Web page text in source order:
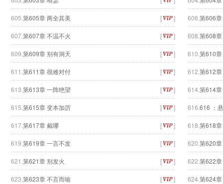
605. 第605章 两全其美 [ ] 606. 第606
607.第607章 不温不火 [ ] 608. 第608
609. 第609章 别有洞天 [ ] 610. 第610
611. 第611章 很难对付 [ ] 612. 第612
613. 第613章 一阵绝望 [ ] 614. 第614
615. 第615章 变本加厉 [ ] 616. 616 ：
617.第617章 戴哪 [ ] 618. 第618
619. 第619章 一言不发 [ ] 620. 第620
621. 第621章 别发火 [ ] 622. 第622
623. 第623章 不言而喻 [ ] 624. 第624